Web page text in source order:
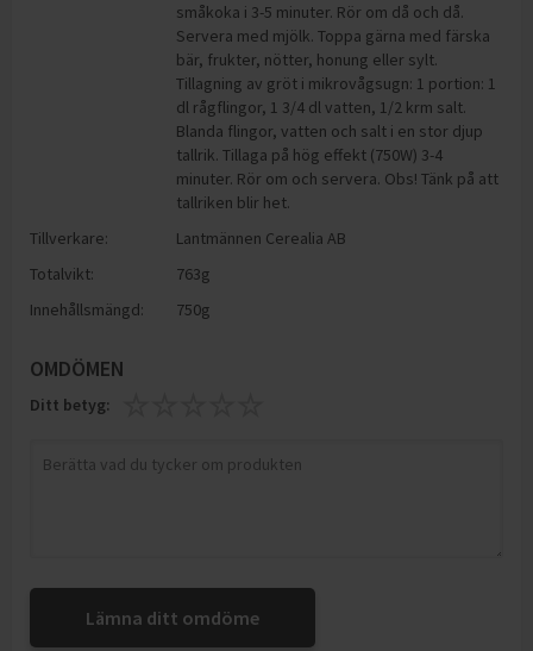
småkoka i 3-5 minuter. Rör om då och då.
Servera med mjölk. Toppa gärna med färska
bär, frukter, nötter, honung eller sylt.
Tillagning av gröt i mikrovågsugn: 1 portion: 1
dl rågflingor, 1 3/4 dl vatten, 1/2 krm salt.
Blanda flingor, vatten och salt i en stor djup
tallrik. Tillaga på hög effekt (750W) 3-4
minuter. Rör om och servera. Obs! Tänk på att
tallriken blir het.
Tillverkare:
Lantmännen Cerealia AB
Totalvikt:
763g
Innehållsmängd:
750g
OMDÖMEN
Ditt betyg:
Lämna ditt omdöme